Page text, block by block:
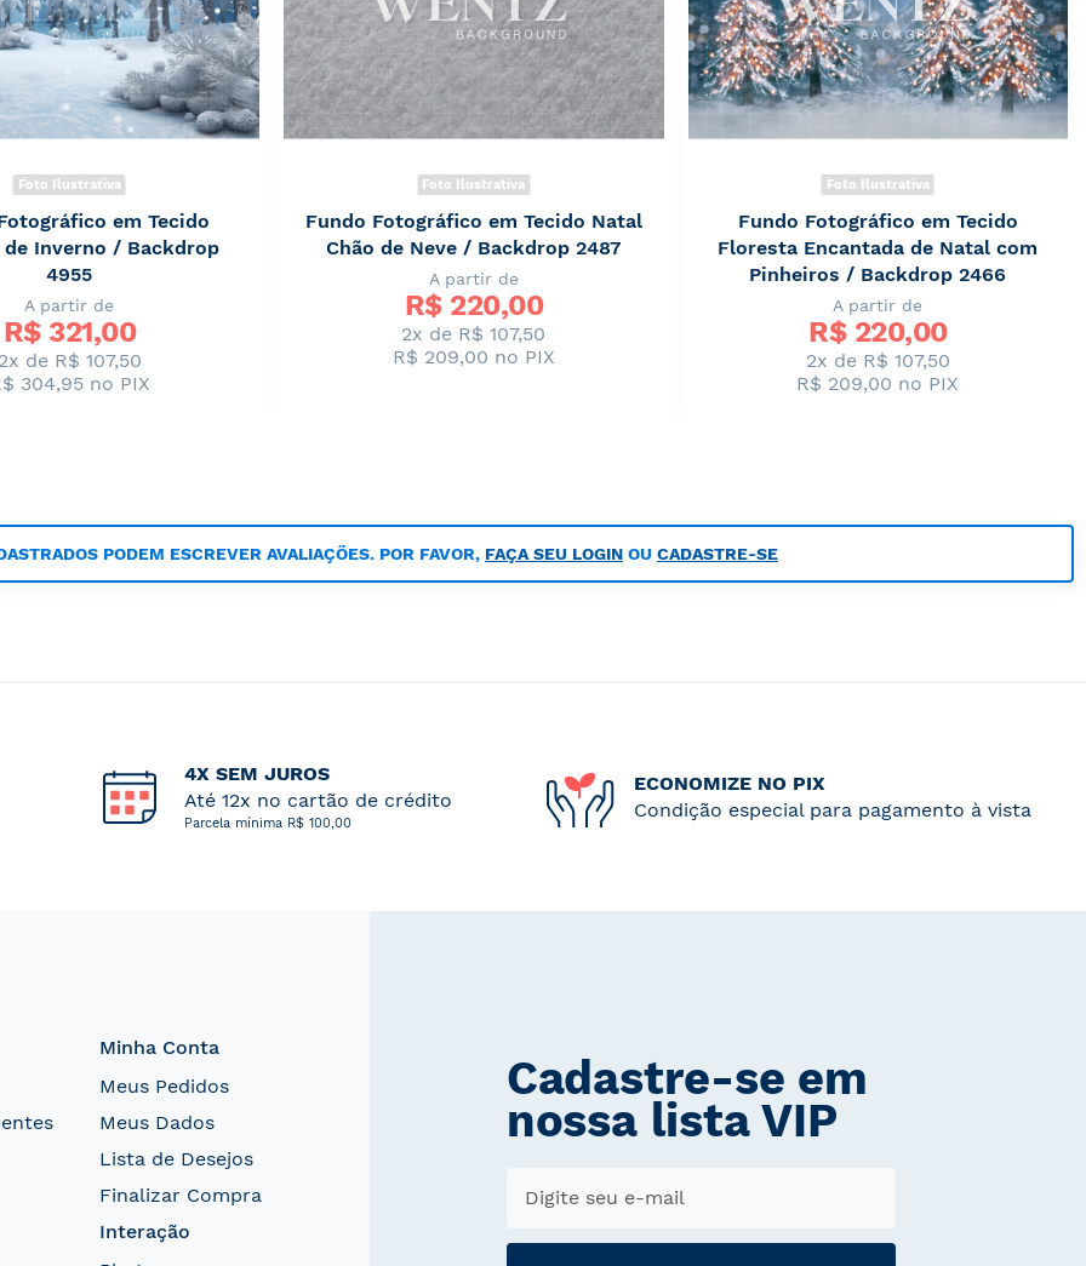
Foto Ilustrativa
em Tecido
Inverno / Backdrop
4955
A partir de
R$ 321,00
2x de R$ 107,50
304,95no PIX
Foto Ilustrativa
Fundo Fotográfico em Tecido Natal
Chão de Neve / Backdrop 2487
A partir de
R$ 220,00
2x de R$ 107,50
R$ 209,00 no PIX
Foto Ilustrativa
Fundo Fotográfico em Tecido
Floresta Encantada de Natal com
Pinheiros / Backdrop 2466
A partir de
R$ 220,00
2x de R$ 107,50
R$ 209,00 no PIX
PODEM ESCREVER AVALIAÇÕES. POR FAVOR, FAÇA SEU LOGIN OU CADASTRE-SE
4X SEM JUROS
Até 12x no cartão de crédito
Parcela mínima R$ 100,00
ECONOMIZE NO PIX
Condição especial para pagamento à vista
Minha Conta
Meus Pedidos
Meus Dados
Lista de Desejos
Finalizar Compra
Interação
Cadastre-se em
nossa lista VIP